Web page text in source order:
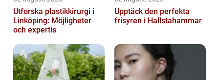
Utforska plastikkirurgi i
Linköping: Möjligheter
och expertis
Upptäck den perfekta
frisyren i Hallstahammar